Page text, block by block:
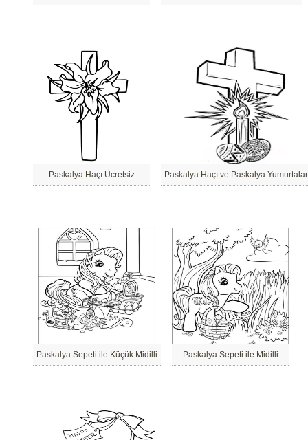
Paskalya Haçı Ücretsiz Paskalya Haçı ve Paskalya
Paskalya Sepeti ile Küçük Midilli Paskalya Sepeti ile Midilli